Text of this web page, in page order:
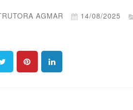
AGMAR 14/08/2025